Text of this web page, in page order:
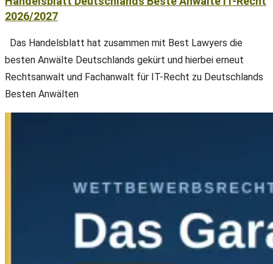
2026/2027
Das Handelsblatt hat zusammen mit Best Lawyers die
besten Anwälte Deutschlands gekürt und hierbei erneut
Rechtsanwalt und Fachanwalt für IT-Recht zu Deutschlands
Besten Anwälten